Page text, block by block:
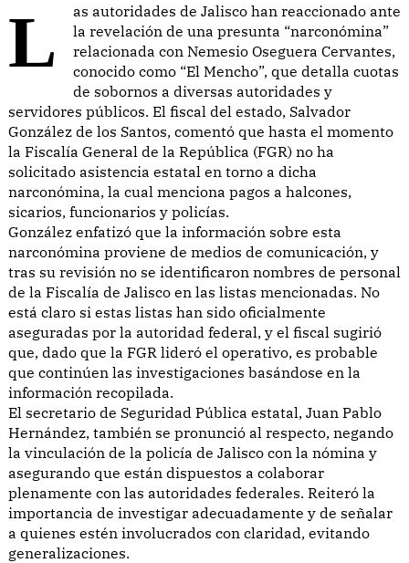
Las autoridades de Jalisco han reaccionado ante
la revelación de una presunta “narconómina”
relacionada con Nemesio Oseguera Cervantes,
conocido como “El Mencho”, que detalla cuotas
de sobornos a diversas autoridades y
servidores públicos. El fiscal del estado, Salvador
González de los Santos, comentó que hasta el momento
la Fiscalía General de la República (FGR) no ha
solicitado asistencia estatal en torno a dicha
narconómina, la cual menciona pagos a halcones,
sicarios, funcionarios y policías.
González enfatizó que la información sobre esta
narconómina proviene de medios de comunicación, y
tras su revisión no se identificaron nombres de personal
de la Fiscalía de Jalisco en las listas mencionadas. No
está claro si estas listas han sido oficialmente
aseguradas por la autoridad federal, y el fiscal sugirió
que, dado que la FGR lideró el operativo, es probable
que continúen las investigaciones basándose en la
información recopilada.
El secretario de Seguridad Pública estatal, Juan Pablo
Hernández, también se pronunció al respecto, negando
la vinculación de la policía de Jalisco con la nómina y
asegurando que están dispuestos a colaborar
plenamente con las autoridades federales. Reiteró la
importancia de investigar adecuadamente y de señalar
a quienes estén involucrados con claridad, evitando
generalizaciones.